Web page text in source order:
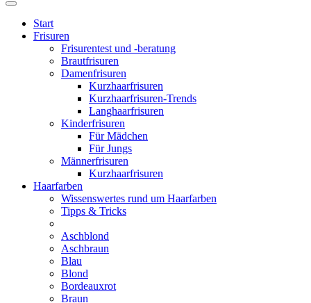
Start
Frisuren
Frisurentest und -beratung
Brautfrisuren
Damenfrisuren
Kurzhaarfrisuren
Kurzhaarfrisuren-Trends
Langhaarfrisuren
Kinderfrisuren
Für Mädchen
Für Jungs
Männerfrisuren
Kurzhaarfrisuren
Haarfarben
Wissenswertes rund um Haarfarben
Tipps & Tricks
Aschblond
Aschbraun
Blau
Blond
Bordeauxrot
Braun